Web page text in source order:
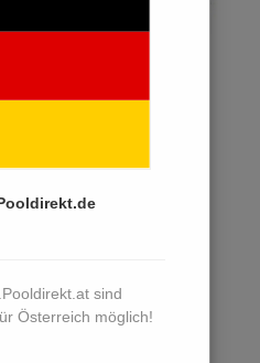
sind
Österreich möglich!
bestellt werden